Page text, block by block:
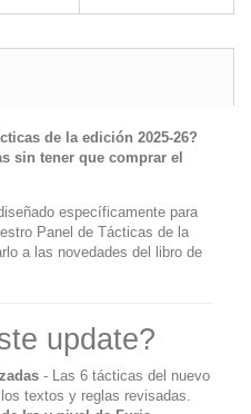
de la edición 2025-26?
sin tener que comprar el
específicamente para
Panel de Tácticas de la
a las novedades del libro de
update?
- Las 6 tácticas del nuevo
textos y reglas revisadas.